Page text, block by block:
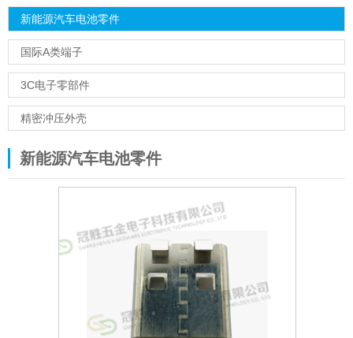
新能源汽车电池零件
国际A类端子
3C电子零部件
精密冲压外壳
新能源汽车电池零件